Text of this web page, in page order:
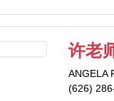
许老
ANGELA
(626)